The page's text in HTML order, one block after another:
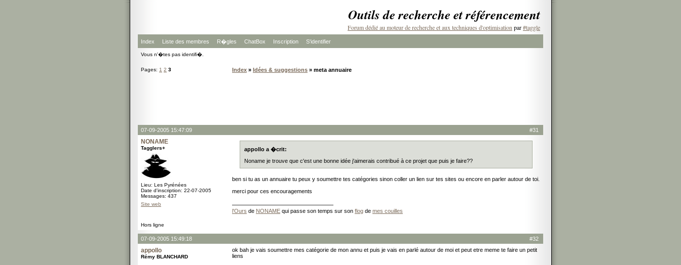
Outils de recherche et référencement
Forum dédié au moteur de recherche et aux techniques d'optimisation par#taggle
Index Liste des membres R�gles ChatBox Inscription S'identifier
Vous n'�tes pas identifi�.
Pages: 1 2 3 Index » Idées & suggestions » meta annuaire
#31
07-09-2005 15:47:09
NONAME
Tagglers+
Lieu: Les Pyrénées
Date d'inscription: 22-07-2005
Messages: 437
Site web
appollo a �crit:
Noname je trouve que c'est une bonne idée j'aimerais contribué à ce projet que puis je faire??
ben si tu as un annuaire tu peux y soumettre tes catégories sinon coller un lien sur tes sites ou encore en parler autour de toi.
merci pour ces encouragements
l'Ours de NONAME qui passe son temps sur son flog de mes couilles
Hors ligne
#32
07-09-2005 15:49:18
appollo
Rémy BLANCHARD
ok bah je vais soumettre mes catégorie de mon annu et puis je vais en parlé autour de moi et peut etre meme te faire un petit
liens